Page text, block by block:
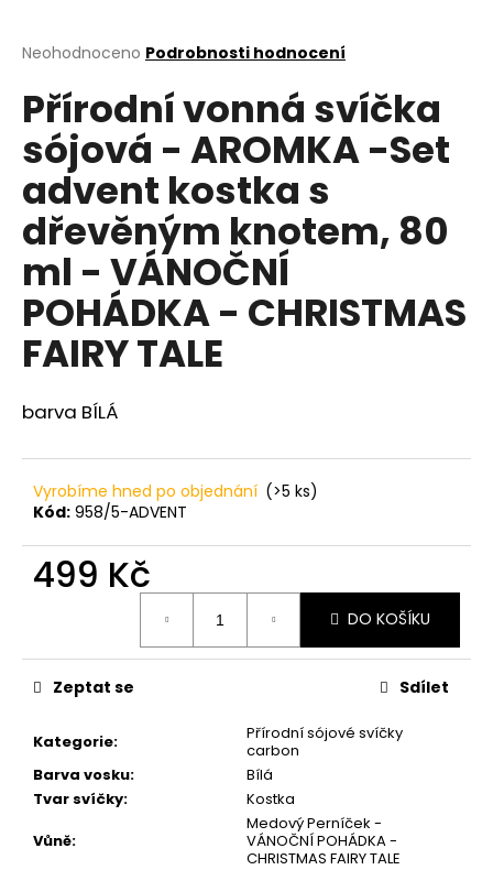
Průměrné
produktu
je
z
5
hvězdiček.
Neohodnoceno Podrobnosti hodnocení
Přírodní vonná svíčka
sójová - AROMKA -Set
advent kostka s
dřevěným knotem, 80
ml - VÁNOČNÍ
POHÁDKA - CHRISTMAS
FAIRY TALE
barva BÍLÁ
Vyrobíme hned po objednání (>5 ks)
Kód: 958/5-ADVENT
499 Kč
DO KOŠÍKU
Kategorie:
Přírodní sójové svíčky
carbon
Barva vosku:
Bílá
Tvar svíčky:
Kostka
Vůně:
Medový Perníček -
VÁNOČNÍ POHÁDKA -
CHRISTMAS FAIRY TALE
Zeptat se Sdílet
j
t
?
HLEDAT
D
o
p
o
č
u
j
e
PŘÍRODNÍ
VONNÁ
SÓJOVÁ
AROMKA
RECYKLOVANÉ
SKLO,
250